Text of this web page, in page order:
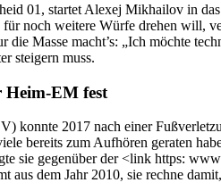
01, startet Alexej Mikhailov in
noch weitere Würfe drehen will,
Masse macht’s: „Ich möchte
steigern muss.
EM fest
konnte 2017 nach einer
bereits zum Aufhören geraten
sie gegenüber der <link https:
aus dem Jahr 2010, sie rechne